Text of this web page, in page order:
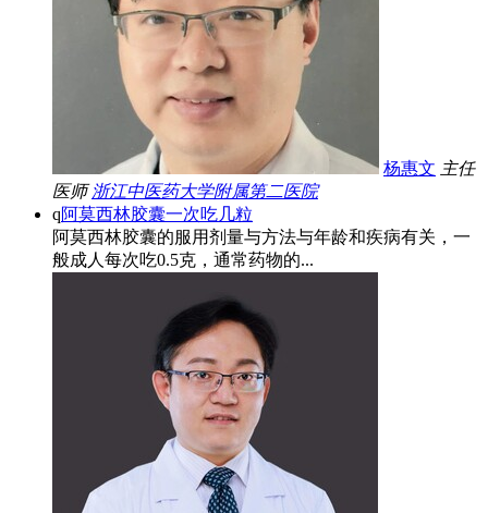
杨惠文 主任
医师 浙江中医药大学附属第二医院
q阿莫西林胶囊一次吃几粒
阿莫西林胶囊的服用剂量与方法与年龄和疾病有关，一
般成人每次吃0.5克，通常药物的...